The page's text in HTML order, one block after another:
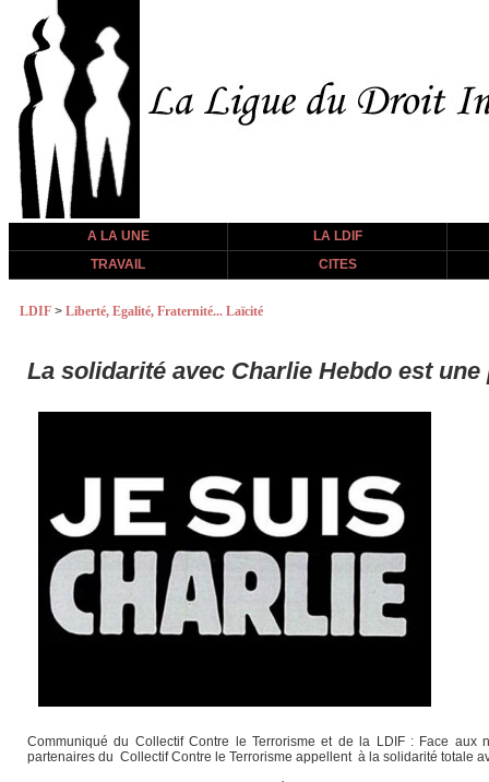
A LA UNE
LA LDIF
TRAVAIL
CITES
LDIF > Liberté, Egalité, Fraternité... Laïcité
La solidarité avec Charlie Hebdo est
Communiqué du Collectif Contre le Terrorisme et de la LDIF : Face
partenaires du Collectif Contre le Terrorisme appellent à la solidarité totale